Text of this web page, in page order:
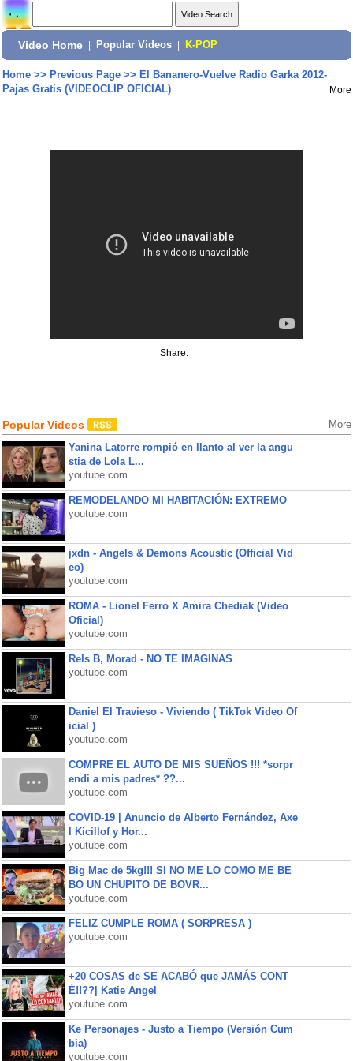
Video Home Popular Videos K-POP
Home>> Previous Page>> El Bananero-Vuelve Radio Garka 2012-
Pajas Gratis (VIDEOCLIP OFICIAL)
More
Share:
Popular Videos More
Yanina Latorre rompió en llanto al ver la angu
stia de Lola L...
youtube.com
REMODELANDO MI HABITACIÓN: EXTREMO
youtube.com
jxdn - Angels & Demons Acoustic (Official Vid
eo)
youtube.com
ROMA - Lionel Ferro X Amira Chediak (Video
Oficial)
youtube.com
Rels B, Morad - NO TE IMAGINAS
youtube.com
Daniel El Travieso - Viviendo ( TikTok Video Of
icial )
youtube.com
COMPRE EL AUTO DE MIS SUEÑOS !!! *sorpr
endi a mis padres* ??...
youtube.com
COVID-19 | Anuncio de Alberto Fernández, Axe
l Kicillof y Hor...
youtube.com
Big Mac de 5kg!!! SI NO ME LO COMO ME BE
BO UN CHUPITO DE BOVR...
youtube.com
FELIZ CUMPLE ROMA ( SORPRESA )
youtube.com
+20 COSAS de SE ACABÓ que JAMÁS CONT
É!!??| Katie Angel
youtube.com
Ke Personajes - Justo a Tiempo (Versión Cum
bia)
youtube.com